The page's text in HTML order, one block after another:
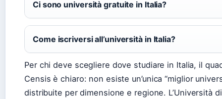
Ci sono università gratuite in Italia?
Come iscriversi all’università in Italia?
Per chi deve scegliere dove studiare in Italia, il
Censis è chiaro: non esiste un’unica “miglior
distribuite per dimensione e regione. L’Università